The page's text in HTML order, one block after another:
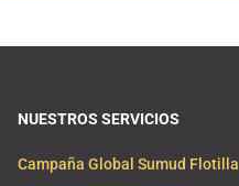
NUESTROS SERVICIOS
Campaña Global Sumud Flotilla